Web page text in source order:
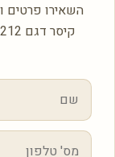
השאירו פרטים